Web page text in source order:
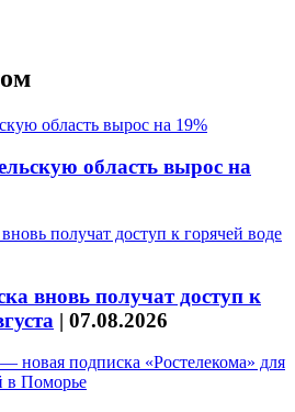
область вырос на
вновь получат доступ к
| 07.08.2026